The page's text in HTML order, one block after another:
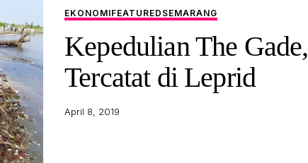
EKONOMIFEATURED SEMARANG
Kepedulian The Gade,
Tercatat di Leprid
April 8, 2019